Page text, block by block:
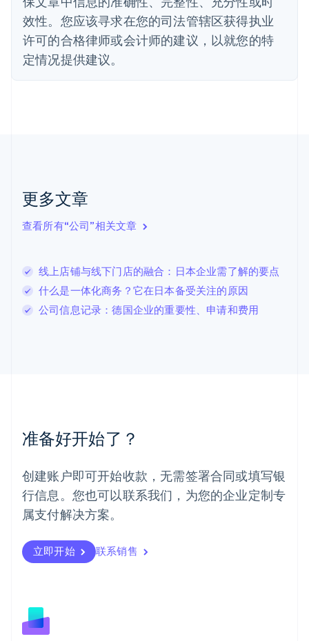
效性。您应该寻求在您的司法管辖区获得执业
许可的合格律师或会计师的建议，以就您的特
定情况提供建议。
更多文章
查看所有“公司”相关文章
线上店铺与线下门店的融合：日本企业需了解的要点
什么是一体化商务？它在日本备受关注的原因
公司信息记录：德国企业的重要性、申请和费用
准备好开始了？
创建账户即可开始收款，无需签署合同或填写银
行信息。您也可以联系我们，为您的企业定制专
属支付解决方案。
立即开始 联系销售
法国
FrançaisEnglish
芬兰
EnglishSvenska
English
English
卢森堡
罗马尼亚
English
挪威
葡萄牙
Português English
日本
日本語English
瑞典
瑞士
DeutschFrançais
斯洛伐克
English
斯洛文尼亚